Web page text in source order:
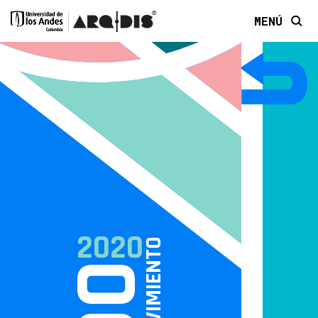
MENÚ
2020